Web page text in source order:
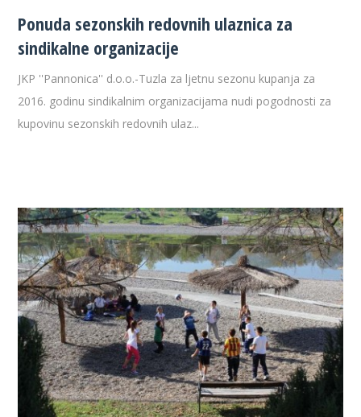
Ponuda sezonskih redovnih ulaznica za
sindikalne organizacije
JKP ''Pannonica'' d.o.o.-Tuzla za ljetnu sezonu kupanja za
2016. godinu sindikalnim organizacijama nudi pogodnosti za
kupovinu sezonskih redovnih ulaz...